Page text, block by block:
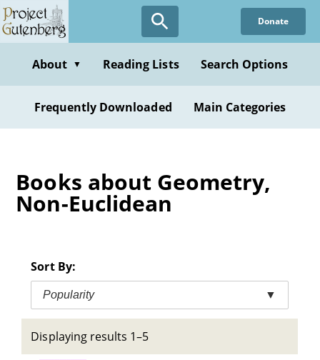
Skip
to
content
Donate
About ▼ Reading Lists Search Options
Frequently Downloaded Main Categories
Books about Geometry,
Non-Euclidean
Sort By:
Popularity ▼
Displaying results 1–5